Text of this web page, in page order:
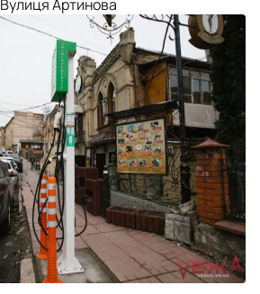
Вулиця Артинова